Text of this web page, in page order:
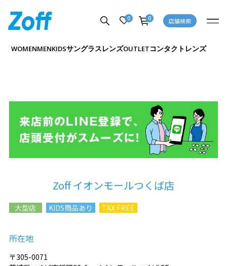
0 0 店舗検索
WOMENMENKIDSサングラスレンズOUTLETコンタクトレンズ
Zoff イオンモールつくば店
大型店 KIDS商品あり TAX FREE
所在地
〒305-0071